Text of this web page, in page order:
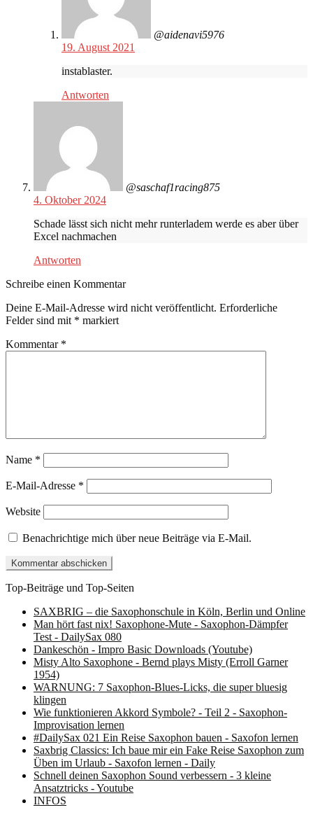
@aidenavi5976
19. August 2021
instablaster.
Antworten
@saschaf1racing875
4. Oktober 2024
Schade lässt sich nicht mehr runterladem werde es aber über
Excel nachmachen
Antworten
Schreibe einen Kommentar
Deine E-Mail-Adresse wird nicht veröffentlicht. Erforderliche
Felder sind mit * markiert
Kommentar *
Name *
E-Mail-Adresse *
Website
Benachrichtige mich über neue Beiträge via E-Mail.
Top-Beiträge und Top-Seiten
SAXBRIG – die Saxophonschule in Köln, Berlin und Online
Man hört fast nix! Saxophone-Mute - Saxophon-Dämpfer
Test - DailySax 080
Dankeschön - Impro Basic Downloads (Youtube)
Misty Alto Saxophone - Bernd plays Misty (Erroll Garner
1954)
WARNUNG: 7 Saxophon-Blues-Licks, die super bluesig
klingen
Wie funktionieren Akkord Symbole? - Teil 2 - Saxophon-
Improvisation lernen
#DailySax 021 Ein Reise Saxophon bauen - Saxofon lernen
Saxbrig Classics: Ich baue mir ein Fake Reise Saxophon zum
Üben im Urlaub - Saxofon lernen - Daily
Schnell deinen Saxophon Sound verbessern - 3 kleine
Ansatztricks - Youtube
INFOS